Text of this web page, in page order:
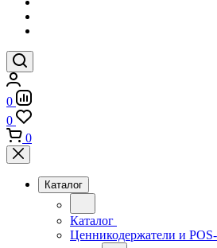
0
0
0
Каталог
Каталог
Ценникодержатели и